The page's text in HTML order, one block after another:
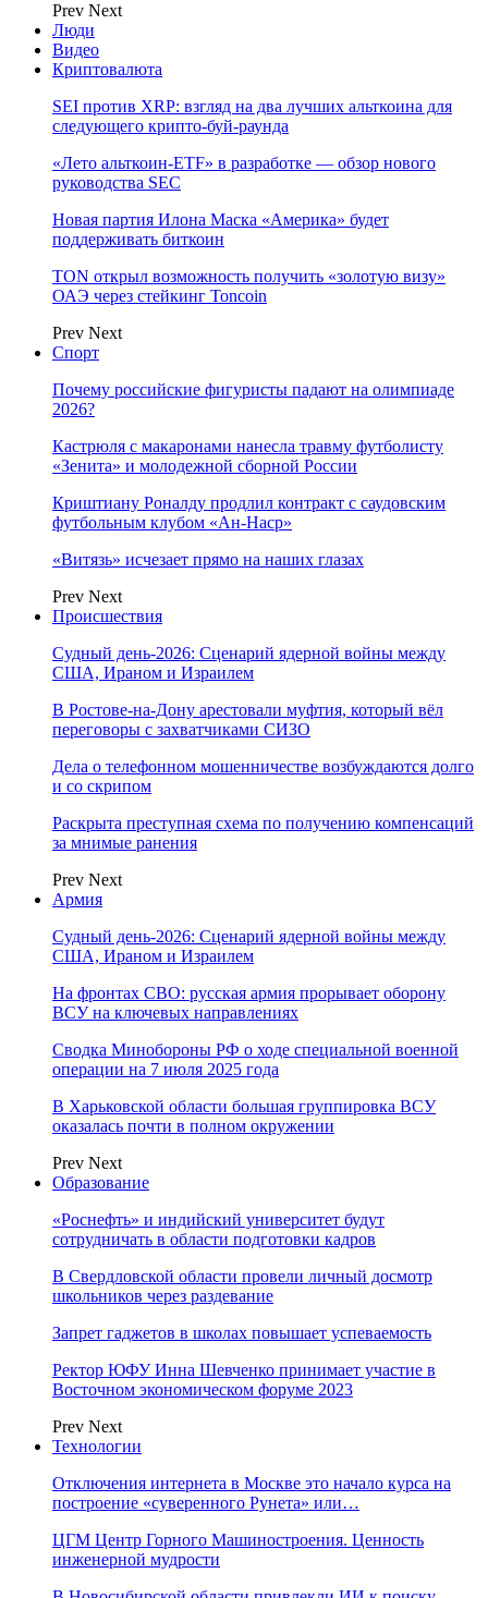
Prev Next
Люди
Видео
Криптовалюта
SEI против XRP: взгляд на два лучших альткоина для
следующего крипто-буй-раунда
«Лето альткоин-ETF» в разработке — обзор нового
руководства SEC
Новая партия Илона Маска «Америка» будет
поддерживать биткоин
TON открыл возможность получить «золотую визу»
ОАЭ через стейкинг Toncoin
Prev Next
Спорт
Почему российские фигуристы падают на олимпиаде
2026?
Кастрюля с макаронами нанесла травму футболисту
«Зенита» и молодежной сборной России
Криштиану Роналду продлил контракт с саудовским
футбольным клубом «Ан-Наср»
«Витязь» исчезает прямо на наших глазах
Prev Next
Происшествия
Судный день-2026: Сценарий ядерной войны между
США, Ираном и Израилем
В Ростове-на-Дону арестовали муфтия, который вёл
переговоры с захватчиками СИЗО
Дела о телефонном мошенничестве возбуждаются долго
и со скрипом
Раскрыта преступная схема по получению компенсаций
за мнимые ранения
Prev Next
Армия
Судный день-2026: Сценарий ядерной войны между
США, Ираном и Израилем
На фронтах СВО: русская армия прорывает оборону
ВСУ на ключевых направлениях
Сводка Минобороны РФ о ходе специальной военной
операции на 7 июля 2025 года
В Харьковской области большая группировка ВСУ
оказалась почти в полном окружении
Prev Next
Образование
«Роснефть» и индийский университет будут
сотрудничать в области подготовки кадров
В Свердловской области провели личный досмотр
школьников через раздевание
Запрет гаджетов в школах повышает успеваемость
Ректор ЮФУ Инна Шевченко принимает участие в
Восточном экономическом форуме 2023
Prev Next
Технологии
Отключения интернета в Москве это начало курса на
построение «суверенного Рунета» или…
ЦГМ Центр Горного Машиностроения. Ценность
инженерной мудрости